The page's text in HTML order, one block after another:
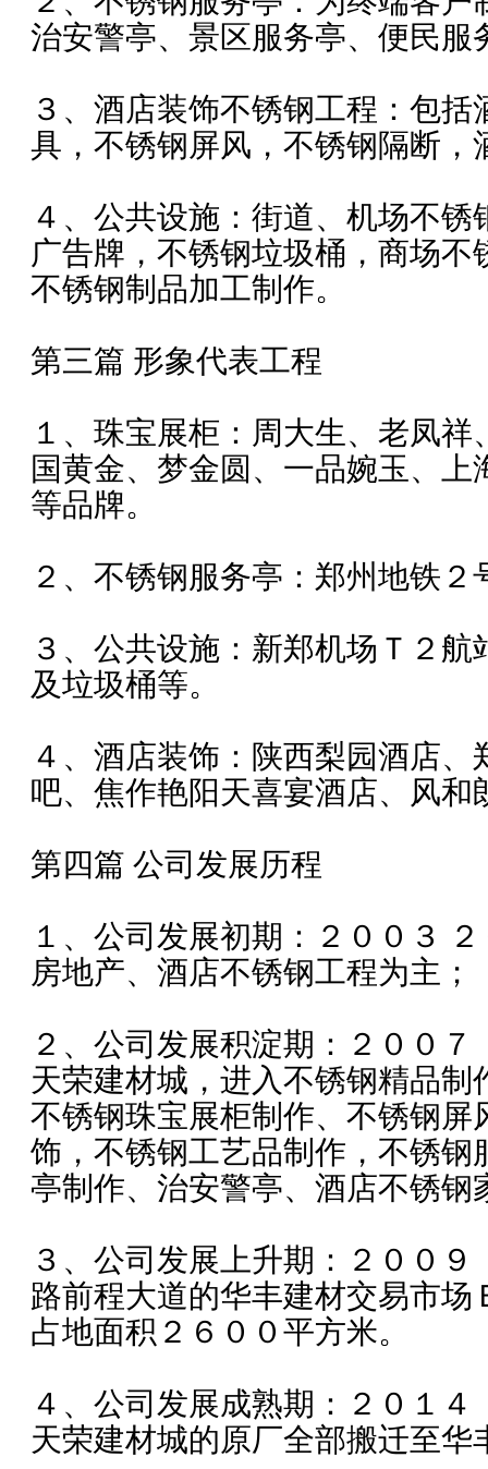
治安警亭、景区服务亭、便民服
３、酒店装饰不锈钢工程：包
具，不锈钢屏风，不锈钢隔断，
４、公共设施：街道、机场不
广告牌，不锈钢垃圾桶，商场不
不锈钢制品加工制作。
第三篇 形象代表工程
１、珠宝展柜：周大生、老凤
国黄金、梦金圆、一品婉玉、
等品牌。
２、不锈钢服务亭：郑州地铁２
３、公共设施：新郑机场Ｔ２
及垃圾桶等。
４、酒店装饰：陕西梨园酒店
吧、焦作艳阳天喜宴酒店、风和
第四篇 公司发展历程
１、公司发展初期：２００３
房地产、酒店不锈钢工程为主；
２、公司发展积淀期：２００
天荣建材城，进入不锈钢精品制
不锈钢珠宝展柜制作、不锈钢屏
饰，不锈钢工艺品制作，不锈钢
亭制作、治安警亭、酒店不锈钢
３、公司发展上升期：２００
路前程大道的华丰建材交易市场
占地面积２６００平方米。
４、公司发展成熟期：２０１
天荣建材城的原厂全部搬迁至华